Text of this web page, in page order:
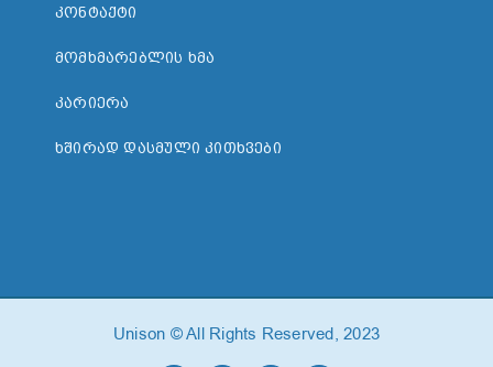
ᲙᲝᲜᲢᲐᲥᲢᲘ
ᲛᲝᲛᲮᲛᲐᲠᲔᲑᲚᲘᲡ ᲮᲛᲐ
ᲙᲐᲠᲘᲔᲠᲐ
ᲮᲨᲘᲠᲐᲓ ᲓᲐᲡᲛᲣᲚᲘ ᲙᲘᲗᲮᲕᲔᲑᲘ
Unison © All Rights Reserved, 2023